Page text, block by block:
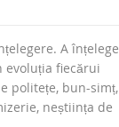
A înțelege
evoluția fiecărui
politețe, bun-simț,
neștiința de